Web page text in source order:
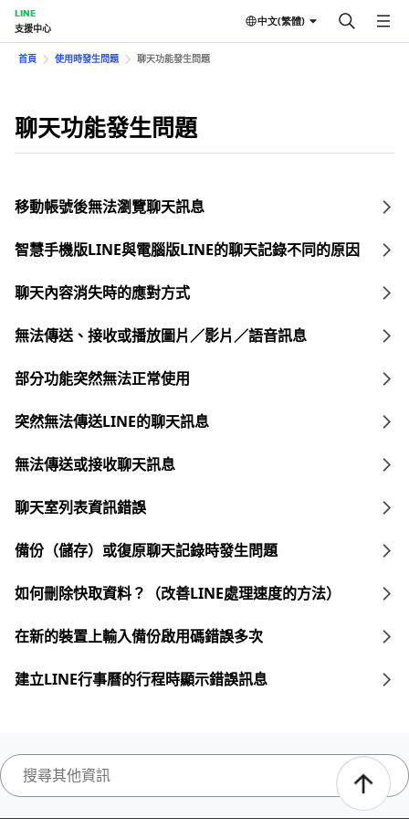
LINE
支援中心
中文(繁體)
首頁 使用時發生問題 聊天功能發生問題
聊天功能發生問題
移動帳號後無法瀏覽聊天訊息
智慧手機版LINE與電腦版LINE的聊天記錄不同的原因
聊天內容消失時的應對方式
無法傳送、接收或播放圖片／影片／語音訊息
部分功能突然無法正常使用
突然無法傳送LINE的聊天訊息
無法傳送或接收聊天訊息
聊天室列表資訊錯誤
備份（儲存）或復原聊天記錄時發生問題
如何刪除快取資料？（改善LINE處理速度的方法）
在新的裝置上輸入備份啟用碼錯誤多次
建立LINE行事曆的行程時顯示錯誤訊息